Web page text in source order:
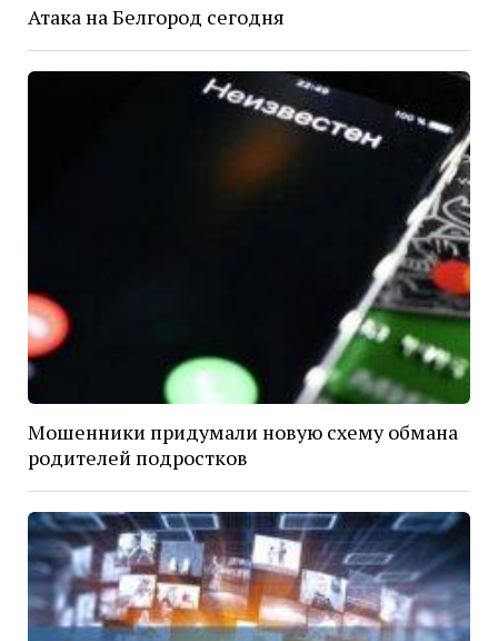
Атака на Белгород сегодня
Мошенники придумали новую схему обмана
родителей подростков